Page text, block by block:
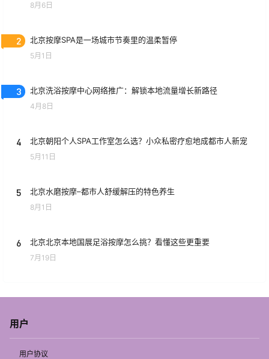
8月6日
2 北京按摩SPA是一场城市节奏里的温柔暂停
5月1日
3 北京洗浴按摩中心网络推广：解锁本地流量增长新路径
4月8日
4 北京朝阳个人SPA工作室怎么选？小众私密疗愈地成都市人新宠
5月11日
5 北京水磨按摩–都市人舒缓解压的特色养生
8月1日
6 北京北京本地国展足浴按摩怎么挑？看懂这些更重要
7月19日
用户
用户协议